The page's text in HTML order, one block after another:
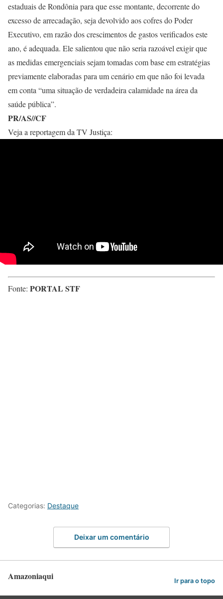
estaduais de Rondônia para que esse montante, decorrente do
excesso de arrecadação, seja devolvido aos cofres do Poder
Executivo, em razão dos crescimentos de gastos verificados este
ano, é adequada. Ele salientou que não seria razoável exigir que
as medidas emergenciais sejam tomadas com base em estratégias
previamente elaboradas para um cenário em que não foi levada
em conta “uma situação de verdadeira calamidade na área da
saúde pública”.
PR/AS//CF
Veja a reportagem da TV Justiça:
Fonte: PORTAL STF
Categorias: Destaque
Deixar um comentário
Amazoniaqui Ir para o topo